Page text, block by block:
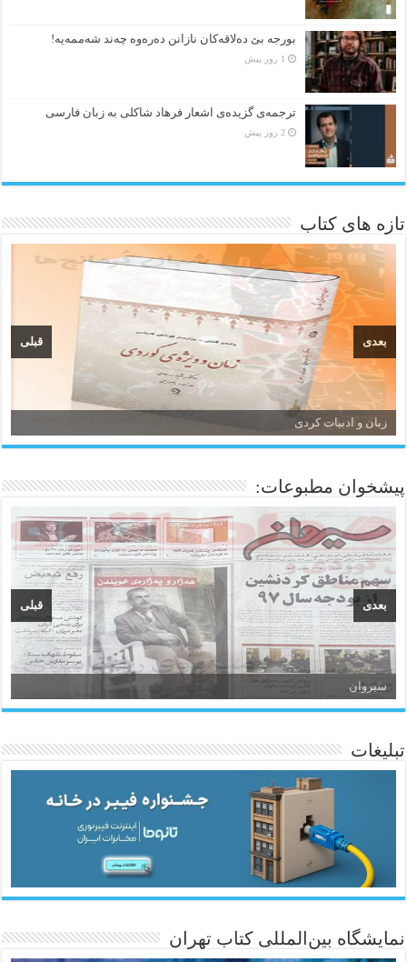
بورجە بێ دەلاقەکان نازانن دەرەوە چەند شەممەیە!
1 روز پیش
ترجمه‌ی گزیده‌‌ی اشعار فرهاد شاکلی به زبان فارسی
2 روز پیش
تازه های کتاب
زبان و ادبیات کردی
قبلی بعدی
پیشخوان مطبوعات:
سیروان
ئاژانسی هەواڵی مێهر
قبلی بعدی
تبلیغات
نمایشگاه بین‌المللی کتاب تهران